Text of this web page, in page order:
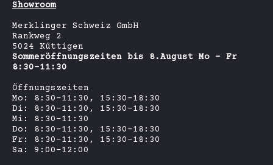
Showroom
Merklinger Schweiz GmbH
Rankweg 2
5024 Küttigen
Sommeröffnungszeiten bis 8.August Mo - Fr
8:30-11:30
Öffnungszeiten
Mo: 8:30-11:30, 15:30-18:30
Di: 8:30-11:30, 15:30-18:30
Mi: 8:30-11:30
Do: 8:30-11:30, 15:30-18:30
Fr: 8:30-11:30, 15:30-18:30
Sa: 9:00-12:00